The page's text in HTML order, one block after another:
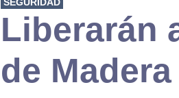
SEGURIDAD
Liberarán
de